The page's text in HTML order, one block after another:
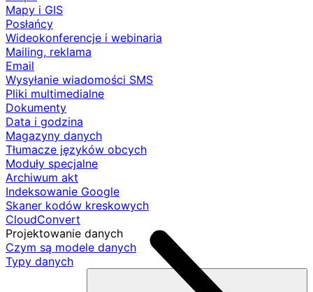
Mapy i GIS
Posłańcy
Wideokonferencje i webinaria
Mailing, reklama
Email
Wysyłanie wiadomości SMS
Pliki multimedialne
Dokumenty
Data i godzina
Magazyny danych
Tłumacze języków obcych
Moduły specjalne
Archiwum akt
Indeksowanie Google
Skaner kodów kreskowych
CloudConvert
Projektowanie danych
Czym są modele danych
Typy danych